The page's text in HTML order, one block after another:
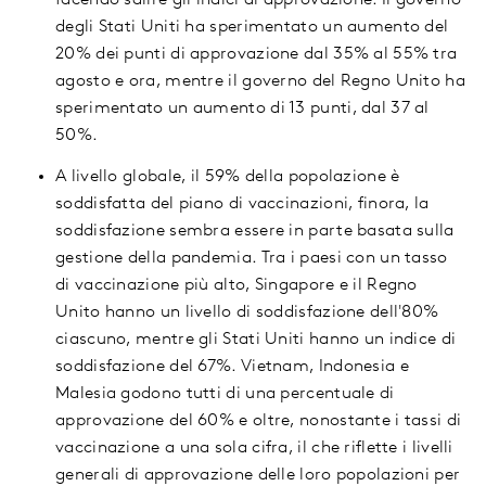
degli Stati Uniti ha sperimentato un aumento del
20% dei punti di approvazione dal 35% al 55% tra
agosto e ora, mentre il governo del Regno Unito ha
sperimentato un aumento di 13 punti, dal 37 al
50%.
A livello globale, il 59% della popolazione è
soddisfatta del piano di vaccinazioni, finora, la
soddisfazione sembra essere in parte basata sulla
gestione della pandemia. Tra i paesi con un tasso
di vaccinazione più alto, Singapore e il Regno
Unito hanno un livello di soddisfazione dell'80%
ciascuno, mentre gli Stati Uniti hanno un indice di
soddisfazione del 67%. Vietnam, Indonesia e
Malesia godono tutti di una percentuale di
approvazione del 60% e oltre, nonostante i tassi di
vaccinazione a una sola cifra, il che riflette i livelli
generali di approvazione delle loro popolazioni per